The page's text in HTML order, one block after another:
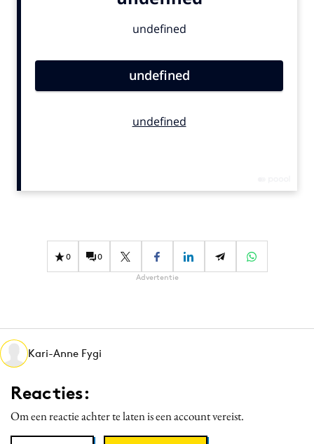
Gedragsverandering
Influencer marketing
Media
Merkstrategie
PR
Programmatic
Purpose Marketing
Reputatie & crisis
0 0
Advertentie
Kari-Anne Fygi
Reacties:
Om een reactie achter te laten is een account vereist.